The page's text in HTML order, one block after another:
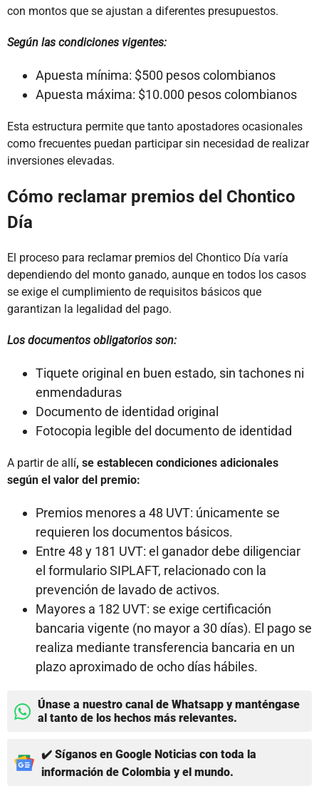
con montos que se ajustan a diferentes presupuestos.
Según las condiciones vigentes:
Apuesta mínima: $500 pesos colombianos
Apuesta máxima: $10.000 pesos colombianos
Esta estructura permite que tanto apostadores ocasionales
como frecuentes puedan participar sin necesidad de realizar
inversiones elevadas.
Cómo reclamar premios del Chontico
Día
El proceso para reclamar premios del Chontico Día varía
dependiendo del monto ganado, aunque en todos los casos
se exige el cumplimiento de requisitos básicos que
garantizan la legalidad del pago.
Los documentos obligatorios son:
Tiquete original en buen estado, sin tachones ni
enmendaduras
Documento de identidad original
Fotocopia legible del documento de identidad
A partir de allí, se establecen condiciones adicionales
según el valor del premio:
Premios menores a 48 UVT: únicamente se
requieren los documentos básicos.
Entre 48 y 181 UVT: el ganador debe diligenciar
el formulario SIPLAFT, relacionado con la
prevención de lavado de activos.
Mayores a 182 UVT: se exige certificación
bancaria vigente (no mayor a 30 días). El pago se
realiza mediante transferencia bancaria en un
plazo aproximado de ocho días hábiles.
Únase a nuestro canal de Whatsapp y manténgase
al tanto de los hechos más relevantes.
✔️ Síganos en Google Noticias con toda la
información de Colombia y el mundo.